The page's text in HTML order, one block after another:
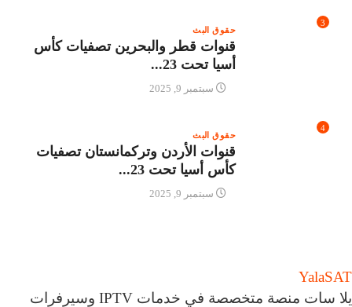
3
حقوق البث
قنوات قطر والبحرين تصفيات كأس
أسيا تحت 23...
سبتمبر 9, 2025
4
حقوق البث
قنوات الأردن وتركمانستان تصفيات
كأس أسيا تحت 23...
سبتمبر 9, 2025
YalaSAT
يلا سات منصة متخصصة في خدمات IPTV وسيرفرات